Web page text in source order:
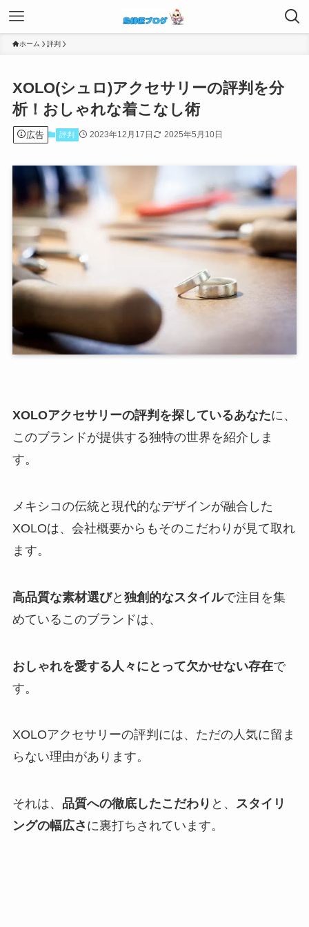
ホーム 評判
XOLO(シュロ)アクセサリーの評判を分
析！おしゃれな着こなし術
広告 評判 2023年12月17日 2025年5月10日
XOLOアクセサリーの評判を探しているあなたに、
このブランドが提供する独特の世界を紹介しま
す。
メキシコの伝統と現代的なデザインが融合した
XOLOは、会社概要からもそのこだわりが見て取れ
ます。
高品質な素材選びと 独創的なスタイルで注目を集
めている このブランドは、
おしゃれを愛する人々にとって欠かせない存在で
す。
XOLOアクセサリーの評判には、ただの人気に留ま
らない理由があります。
それは、 品質への徹底したこだわり と、 スタイリ
ングの幅広さ に裏打ちされています。